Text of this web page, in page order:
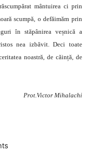
mântuirea ci prin
scumpă, o defăimăm prin
în stăpânirea veșnică a
nea izbăvit. Deci toate
noastră, de căință, de
Prot.Victor Mihalachi